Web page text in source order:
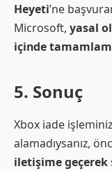
Heyeti’ne
Microsoft, yasal
içinde
5. Sonuç
Xbox iade
alamadıysanız,
iletişime geçerek